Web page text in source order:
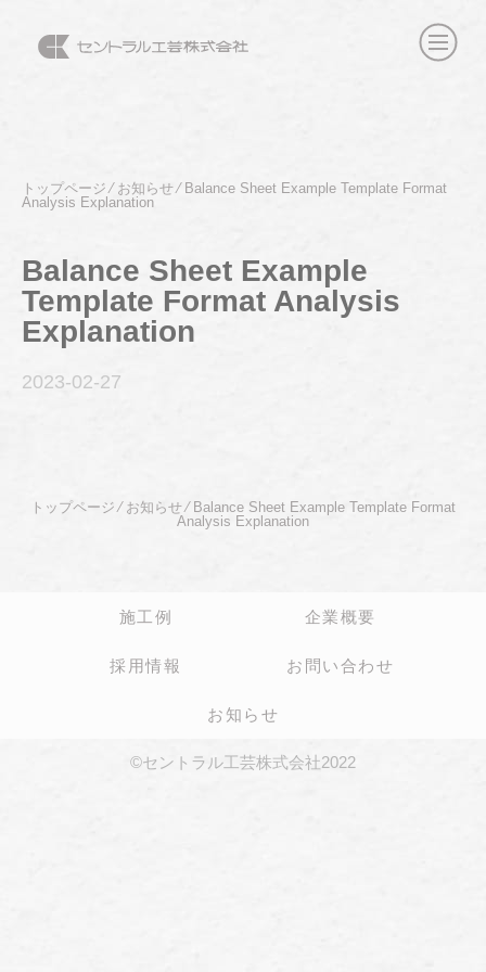
トップページ⁄ お知らせ⁄ Balance Sheet Example Template Format
Analysis Explanation
Balance Sheet Example
Template Format Analysis
Explanation
2023-02-27
トップページ ⁄ お知らせ⁄ Balance Sheet Example Template Format
Analysis Explanation
施工例 企業概要
採用情報 お問い合わせ
お知らせ
©セントラル工芸株式会社2022